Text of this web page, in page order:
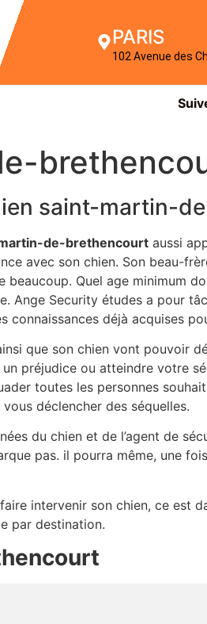
PARIS
102 Avenue des
saint-martin-
de-brethencourt aussi
avec son chien. Son beau-
beaucoup. Quel age minimum
Ange Security études a pour
connaissances déjà acquises
que son chien vont pouvoir
préjudice ou atteindre votre
toutes les personnes
déclencher des séquelles.
du chien et de l’agent de
pas. il pourra même, une
intervenir son chien, ce est
par destination.